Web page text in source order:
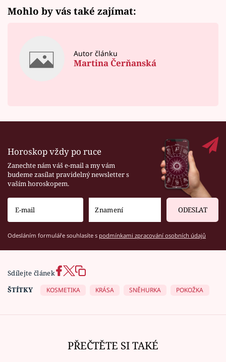
Mohlo by vás také zajímat:
Autor článku
Martina Čerňanská
Horoskop vždy po ruce
Zanechte nám váš e-mail a my vám
budeme zasílat pravidelný newsletter s
vaším horoskopem.
ODESLAT
Odesláním formuláře souhlasíte s podmínkami zpracování osobních údajů
Sdílejte článek
ŠTÍTKY
KOSMETIKA KRÁSA SNĚHURKA POKOŽKA
PŘEČTĚTE SI TAKÉ